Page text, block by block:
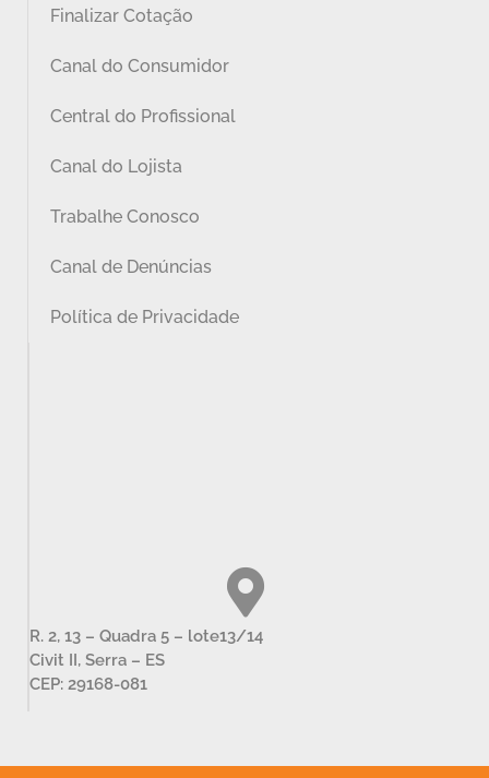
Finalizar Cotação
Canal do Consumidor
Central do Profissional
Canal do Lojista
Trabalhe Conosco
Canal de Denúncias
Política de Privacidade
R. 2, 13 – Quadra 5 – lote13/14
Civit II, Serra – ES
CEP: 29168-081